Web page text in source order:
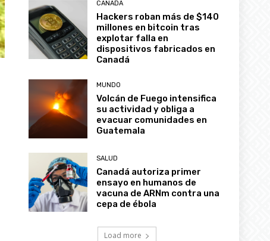
CANADA
Hackers roban más de $140
millones en bitcoin tras
explotar falla en
dispositivos fabricados en
Canadá
MUNDO
Volcán de Fuego intensifica
su actividad y obliga a
evacuar comunidades en
Guatemala
SALUD
Canadá autoriza primer
ensayo en humanos de
vacuna de ARNm contra una
cepa de ébola
Load more